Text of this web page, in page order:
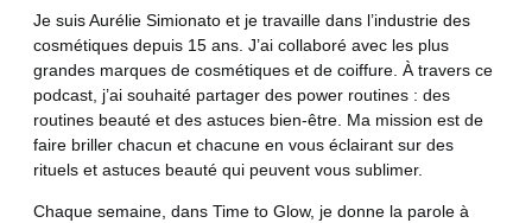
Je suis Aurélie Simionato et je travaille dans l’industrie des
cosmétiques depuis 15 ans. J’ai collaboré avec les plus
grandes marques de cosmétiques et de coiffure. À travers ce
podcast, j’ai souhaité partager des power routines : des
routines beauté et des astuces bien-être. Ma mission est de
faire briller chacun et chacune en vous éclairant sur des
rituels et astuces beauté qui peuvent vous sublimer.
Chaque semaine, dans Time to Glow, je donne la parole à